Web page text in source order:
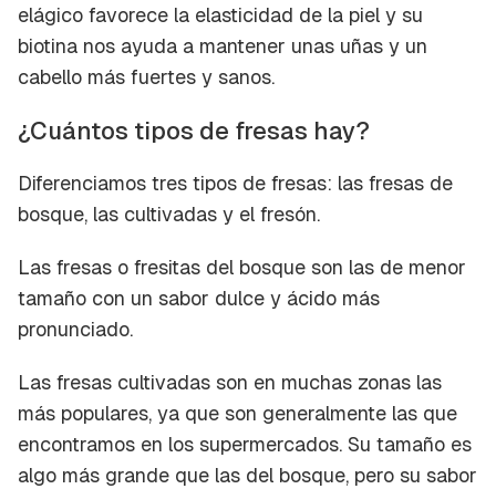
elágico favorece la elasticidad de la piel y su
biotina nos ayuda a mantener unas uñas y un
cabello más fuertes y sanos.
¿Cuántos tipos de fresas hay?
Diferenciamos tres tipos de fresas: las fresas de
bosque, las cultivadas y el fresón.
Las fresas o fresitas del bosque son las de menor
tamaño con un sabor dulce y ácido más
pronunciado.
Las fresas cultivadas son en muchas zonas las
más populares, ya que son generalmente las que
encontramos en los supermercados. Su tamaño es
algo más grande que las del bosque, pero su sabor